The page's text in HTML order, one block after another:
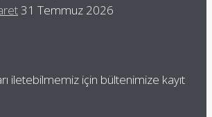
31 Temmuz 2026
iletebilmemiz için bültenimize kayıt